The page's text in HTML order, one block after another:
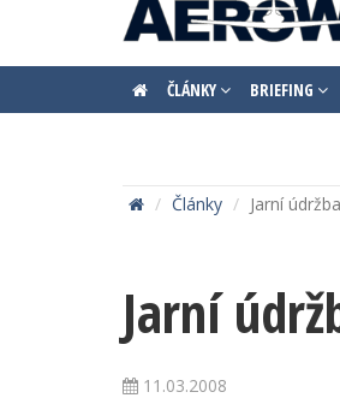
ČLÁNKY BRIEFING
Články Jarní
Jarní
11.03.2008